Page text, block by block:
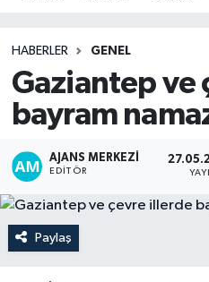
HABERLER GENEL
Gaziantep ve
bayram
AJANS MERKEZI
EDITÖR
Paylaş
SPOR
RESMİ İLANLAR
Son Dakika Haberleri
Haber Arşivi